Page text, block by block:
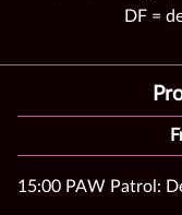
DF =
15:00 PAW Patrol: